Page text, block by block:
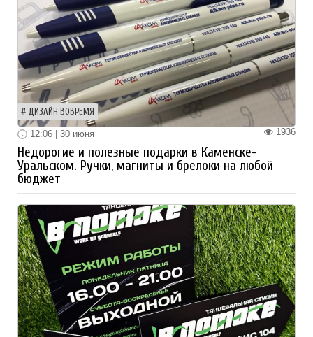
ДИЗАЙН ВОВРЕМЯ
1936
12:06 | 30 июня
Недорогие и полезные подарки в Каменске-
Уральском. Ручки, магниты и брелоки на любой
бюджет